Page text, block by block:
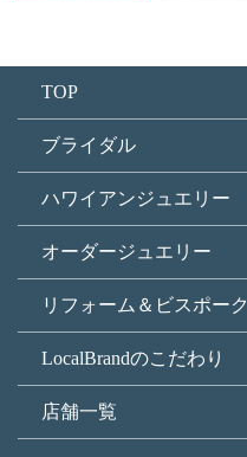
TOP
ブライダル
ハワイアンジュエリー
オーダージュエリー
リフォーム＆ビスポーク
LocalBrandのこだわり
店舗一覧